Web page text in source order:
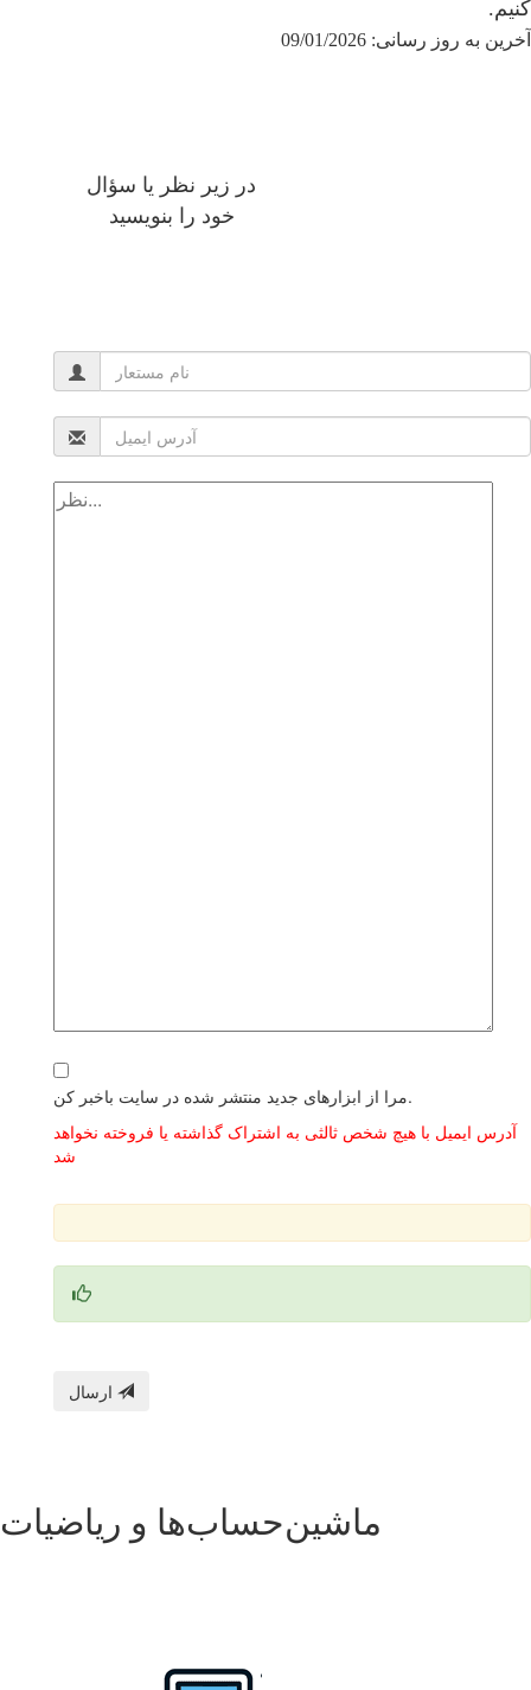
کنیم.
آخرین به روز رسانی: 09/01/2026
در زیر نظر یا سؤال
خود را بنویسید
مرا از ابزارهای جدید منتشر شده در سایت باخبر کن.
آدرس ایمیل با هیچ شخص ثالثی به اشتراک گذاشته یا فروخته نخواهد
شد
ماشین‌حساب‌ها و ریاضیات